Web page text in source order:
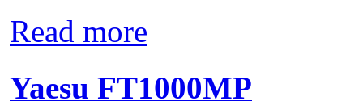
Read more
Yaesu FT1000MP